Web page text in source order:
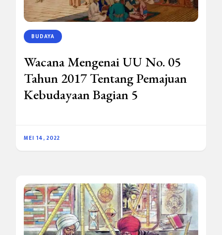
BUDAYA
Wacana Mengenai UU No. 05
Tahun 2017 Tentang Pemajuan
Kebudayaan Bagian 5
MEI 14, 2022